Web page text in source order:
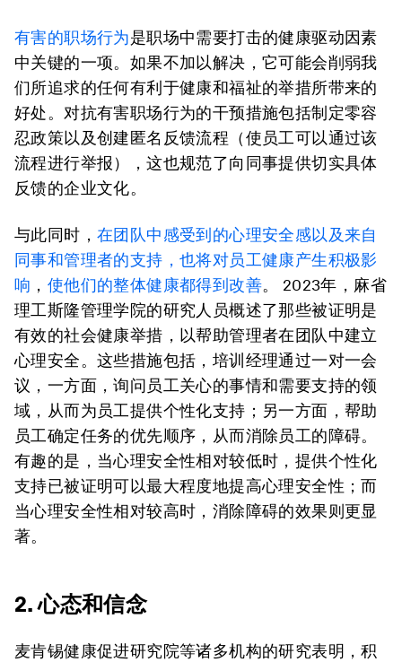
有害的职场行为是职场中需要打击的健康驱动因素
中关键的一项。如果不加以解决，它可能会削弱我
们所追求的任何有利于健康和福祉的举措所带来的
好处。对抗有害职场行为的干预措施包括制定零容
忍政策以及创建匿名反馈流程（使员工可以通过该
流程进行举报），这也规范了向同事提供切实具体
反馈的企业文化。
与此同时， 在团队中感受到的心理安全感以及来自
同事和管理者的支持，也将对员工健康产生积极影
响 ， 使他们的整体健康都得到改善。 2023年，麻省
理工斯隆管理学院的研究人员概述了那些被证明是
有效的社会健康举措，以帮助管理者在团队中建立
心理安全。这些措施包括，培训经理通过一对一会
议，一方面，询问员工关心的事情和需要支持的领
域，从而为员工提供个性化支持；另一方面，帮助
员工确定任务的优先顺序，从而消除员工的障碍。
有趣的是，当心理安全性相对较低时，提供个性化
支持已被证明可以最大程度地提高心理安全性；而
当心理安全性相对较高时，消除障碍的效果则更显
著。
2. 心态和信念
麦肯锡健康促进研究院等诸多机构的研究表明，积